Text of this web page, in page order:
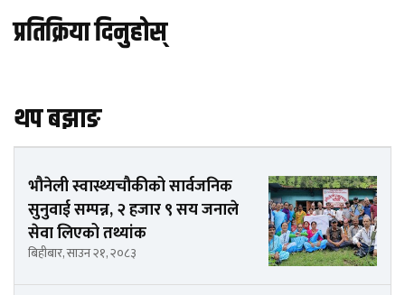
प्रतिक्रिया दिनुहोस्
थप बझाङ
भौनेली स्वास्थ्यचौकीको सार्वजनिक
सुनुवाई सम्पन्न, २ हजार ९ सय जनाले
सेवा लिएको तथ्यांक
बिहीबार, साउन २१, २०८३